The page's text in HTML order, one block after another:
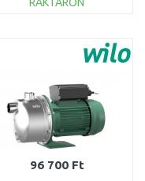
Összehasonlítás
96 700 Ft